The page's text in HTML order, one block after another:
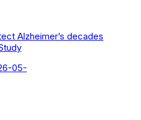
Alzheimer’s decades
05-